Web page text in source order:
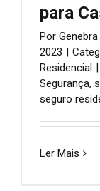
para
Por
2023 |
Residencial |
Segurança,
seguro
Ler Mais